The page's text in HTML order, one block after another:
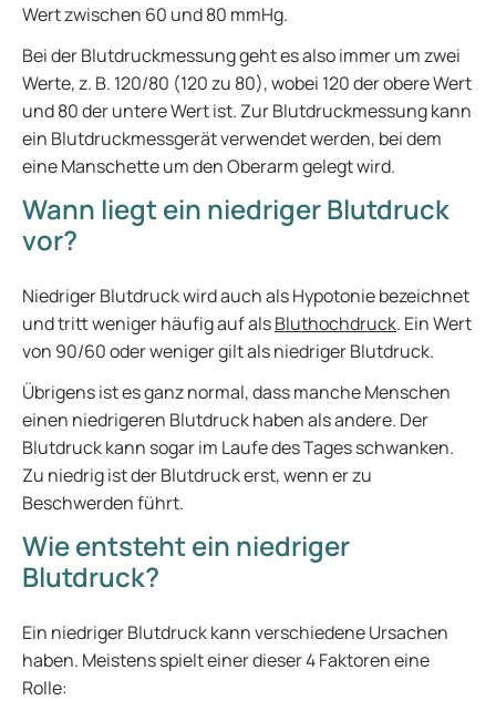
Wert zwischen 60 und 80 mmHg.
Bei der Blutdruckmessung geht es also immer um zwei
Werte, z. B. 120/80 (120 zu 80), wobei 120 der obere Wert
und 80 der untere Wert ist. Zur Blutdruckmessung kann
ein Blutdruckmessgerät verwendet werden, bei dem
eine Manschette um den Oberarm gelegt wird.
Wann liegt ein niedriger Blutdruck
vor?
Niedriger Blutdruck wird auch als Hypotonie bezeichnet
und tritt weniger häufig auf alsBluthochdruck. Ein Wert
von 90/60 oder weniger gilt als niedriger Blutdruck.
Übrigens ist es ganz normal, dass manche Menschen
einen niedrigeren Blutdruck haben als andere. Der
Blutdruck kann sogar im Laufe des Tages schwanken.
Zu niedrig ist der Blutdruck erst, wenn er zu
Beschwerden führt.
Wie entsteht ein niedriger
Blutdruck?
Ein niedriger Blutdruck kann verschiedene Ursachen
haben. Meistens spielt einer dieser 4 Faktoren eine
Rolle: